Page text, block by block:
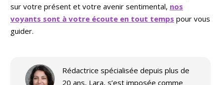
sur votre présent et votre avenir sentimental, nos
voyants sont à votre écoute en tout temps pour vous
guider.
Rédactrice spécialisée depuis plus de
20 ans, Lara, s’est imposée comme